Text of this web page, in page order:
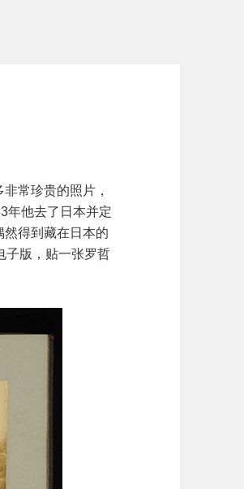
常珍贵的照片，
年他去了日本并定
然得到藏在日本的
子版，贴一张罗哲